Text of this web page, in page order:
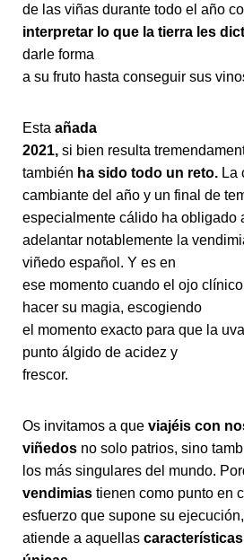
de las viñas durante todo el año
interpretar lo que la tierra les
darle forma
a su fruto hasta conseguir sus
Esta añada
2021, si bien resulta
también ha sido todo un reto. La
cambiante del año y un final de
especialmente cálido ha obligado
adelantar notablemente la
viñedo español. Y es en
ese momento cuando el ojo
hacer su magia, escogiendo
el momento exacto para que la
punto álgido de acidez y
frescor.
Os invitamos a que viajéis con
viñedos no solo patrios, sino
los más singulares del mundo.
vendimias tienen como punto en
esfuerzo que supone su
atiende a aquellas